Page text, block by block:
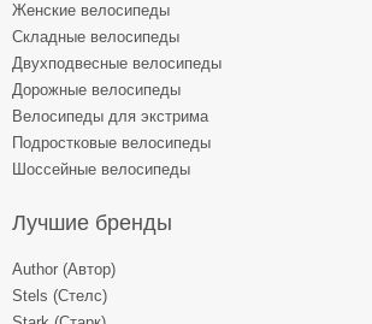
Женские велосипеды
Складные велосипеды
Двухподвесные велосипеды
Дорожные велосипеды
Велосипеды для экстрима
Подростковые велосипеды
Шоссейные велосипеды
Лучшие бренды
Author (Автор)
Stels (Стелс)